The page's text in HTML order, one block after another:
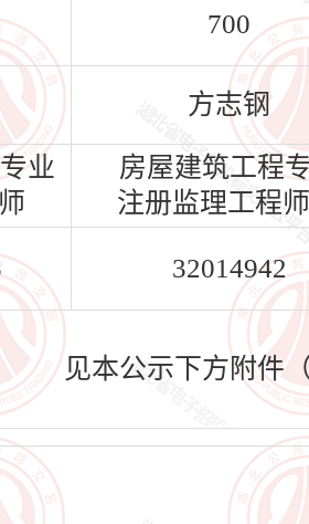
700
方志钢
业
房屋建筑工程
注册监理工程师
32014942
见本公示下方附件